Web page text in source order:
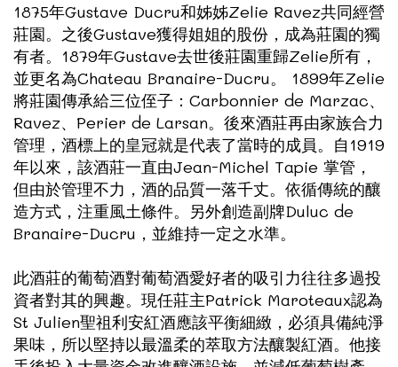
1875年Gustave Ducru和姊姊Zelie Ravez共同經營
莊園。之後Gustave獲得姐姐的股份，成為莊園的獨
有者。1879年Gustave去世後莊園重歸Zelie所有，
並更名為Chateau Branaire-Ducru。 1899年Zelie
將莊園傳承給三位侄子：Carbonnier de Marzac、
Ravez、Perier de Larsan。後來酒莊再由家族合力
管理，酒標上的皇冠就是代表了當時的成員。自1919
年以來，該酒莊一直由Jean-Michel Tapie 掌管，
但由於管理不力，酒的品質一落千丈。依循傳統的釀
造方式，注重風土條件。另外創造副牌Duluc de
Branaire-Ducru，並維持一定之水準。
此酒莊的葡萄酒對葡萄酒愛好者的吸引力往往多過投
資者對其的興趣。現任莊主Patrick Maroteaux認為
St Julien聖祖利安紅酒應該平衡細緻，必須具備純淨
果味，所以堅持以最溫柔的萃取方法釀製紅酒。他接